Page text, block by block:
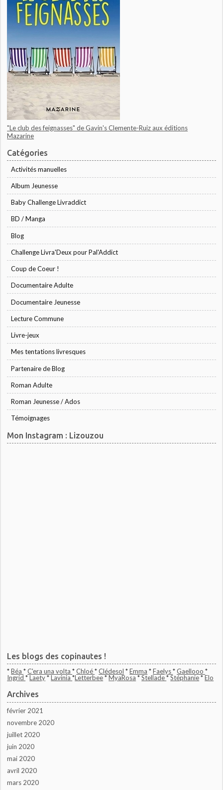
"Le club des feignasses" de Gavin's Clemente-Ruiz aux éditions
Mazarine
Catégories
Activités manuelles
Album Jeunesse
Baby Challenge Livraddict
BD / Manga
Blog
Challenge Livra'Deux pour Pal'Addict
Coup de Coeur !
Documentaire Adulte
Documentaire Jeunesse
Lecture Commune
Livre-jeux
Mes tentations livresques
Partenaire de Blog
Roman Adulte
Roman Jeunesse / Ados
Témoignages
Mon Instagram : Lizouzou
Les blogs des copinautes !
*Béa*C'era una volta*Chloé*Clédesol *Emma *Faelys*Gaellooo*
Ingrid*Laety*Lavinia*Letterbee*MyaRosa *Stellade*Stéphanie*Elo
Archives
février 2021
novembre 2020
juillet 2020
juin 2020
mai 2020
avril 2020
mars 2020